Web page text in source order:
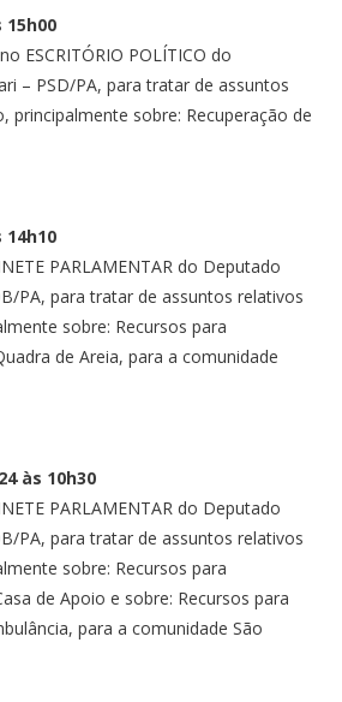
15h00
ESCRITÓRIO POLÍTICO do
– PSD/PA, para tratar de assuntos
principalmente sobre: Recuperação de
14h10
PARLAMENTAR do Deputado
PA, para tratar de assuntos relativos
sobre: Recursos para
de Areia, para a comunidade
às 10h30
PARLAMENTAR do Deputado
PA, para tratar de assuntos relativos
sobre: Recursos para
de Apoio e sobre: Recursos para
para a comunidade São